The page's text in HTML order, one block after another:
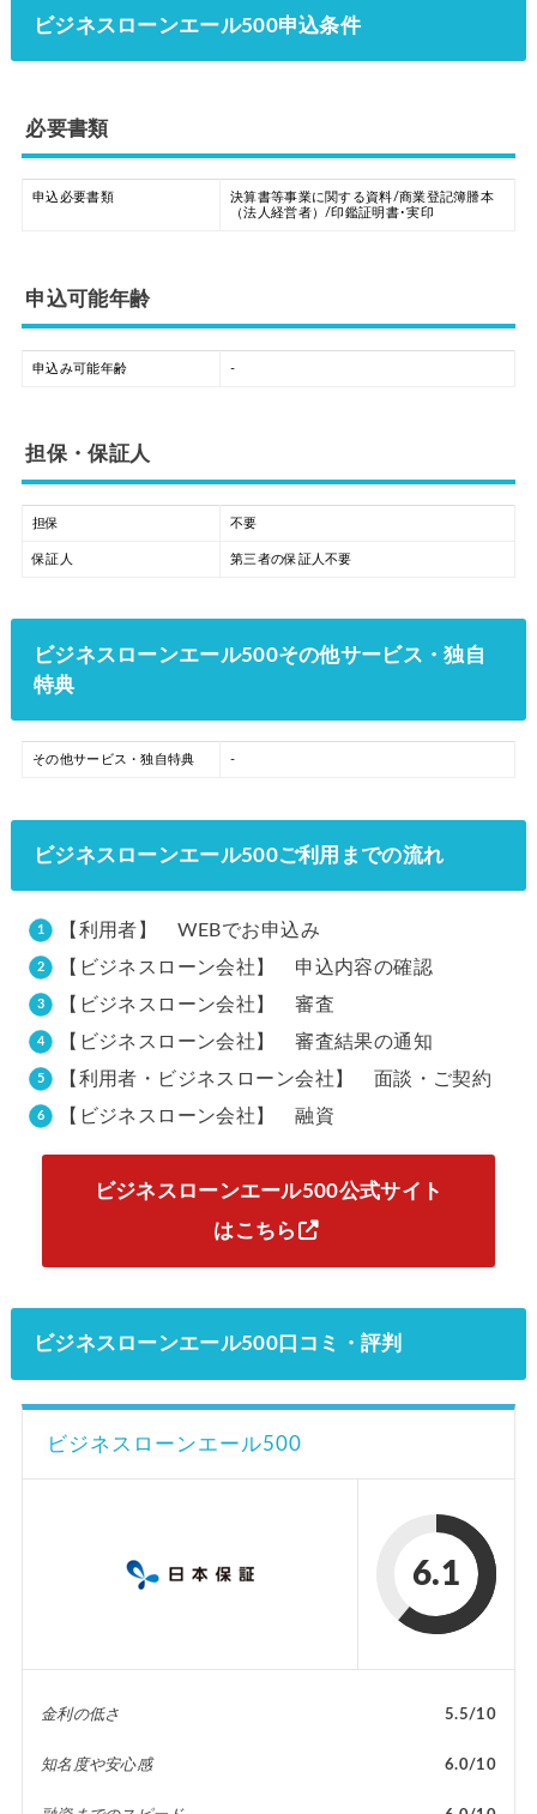
ビジネスローンエール500申込条件
必要書類
申込必要書類
決算書等事業に関する資料/商業登記簿謄本
（法人経営者）/印鑑証明書･実印
申込可能年齢
申込み可能年齢 -
担保・保証人
担保 不要
保証人 第三者の保証人不要
ビジネスローンエール500その他サービス・独自
特典
その他サービス・独自特典 -
ビジネスローンエール500ご利用までの流れ
【利用者】 WEBでお申込み
【ビジネスローン会社】 申込内容の確認
【ビジネスローン会社】 審査
【ビジネスローン会社】 審査結果の通知
【利用者・ビジネスローン会社】 面談・ご契約
【ビジネスローン会社】 融資
ビジネスローンエール500公式サイト
はこちら
ビジネスローンエール500口コミ・評判
ビジネスローンエール500
6.1
金利の低さ 5.5/10
知名度や安心感 6.0/10